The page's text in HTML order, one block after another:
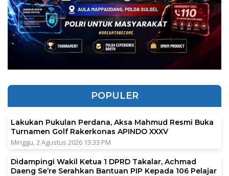
POPULER
Lakukan Pukulan Perdana, Aksa Mahmud Resmi Buka
Turnamen Golf Rakerkonas APINDO XXXV
Minggu, 2 Agustus 2026 13:33 PM
Didampingi Wakil Ketua 1 DPRD Takalar, Achmad
Daeng Se’re Serahkan Bantuan PIP Kepada 106 Pelajar